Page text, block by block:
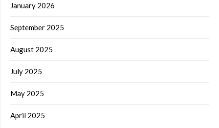
January 2026
September 2025
August 2025
July 2025
May 2025
April 2025